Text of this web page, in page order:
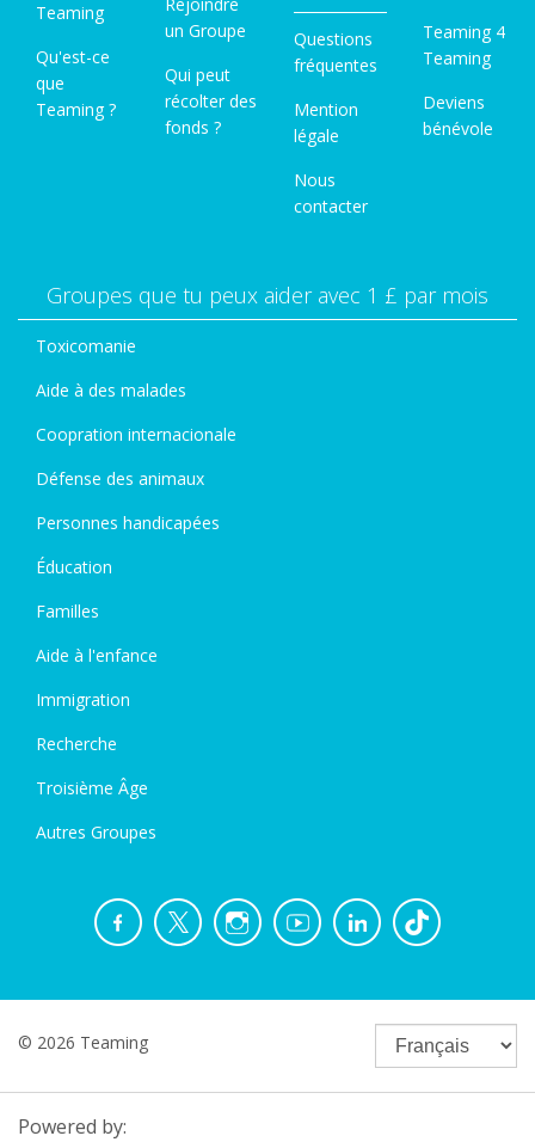
Teaming
Qu'est-ce
que
Teaming ?
un Groupe
Qui peut
récolter des
fonds ?
Questions
fréquentes
Mention
légale
Nous
contacter
Teaming 4
Teaming
Deviens
bénévole
Groupes que tu peux aider avec 1 £ par mois
Toxicomanie
Aide à des malades
Coopration internacionale
Défense des animaux
Personnes handicapées
Éducation
Familles
Aide à l'enfance
Immigration
Recherche
Troisième Âge
Autres Groupes
© 2026 Teaming
Powered by: